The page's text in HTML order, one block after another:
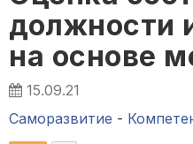
должности
на основе
15.09.21
Саморазвитие -